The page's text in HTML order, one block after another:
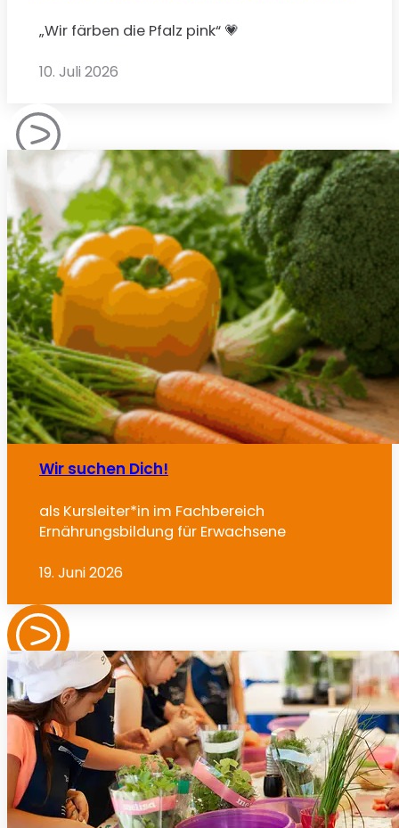
„Wir färben die Pfalz pink“ 💗
10. Juli 2026
Wir suchen Dich!
als Kursleiter*in im Fachbereich
Ernährungsbildung für Erwachsene
19. Juni 2026